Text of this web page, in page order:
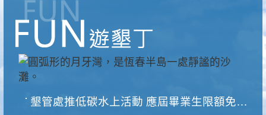
墾管處推低碳水上活動 應屆畢業生限額免費參加